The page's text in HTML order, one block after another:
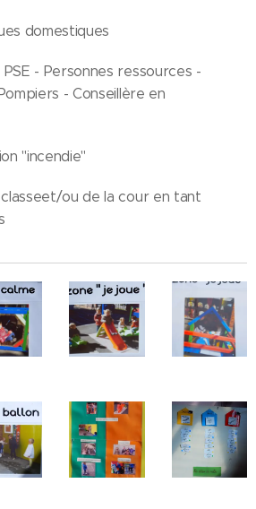
domestiques
- Personnes ressources -
- Conseillère en
"incendie"
ou de la cour en tant